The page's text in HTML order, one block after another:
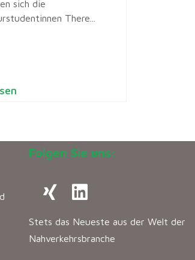
sich die
There...
Folgen Sie uns:
Stets das Neueste aus der Welt der
Nahverkehrsbranche